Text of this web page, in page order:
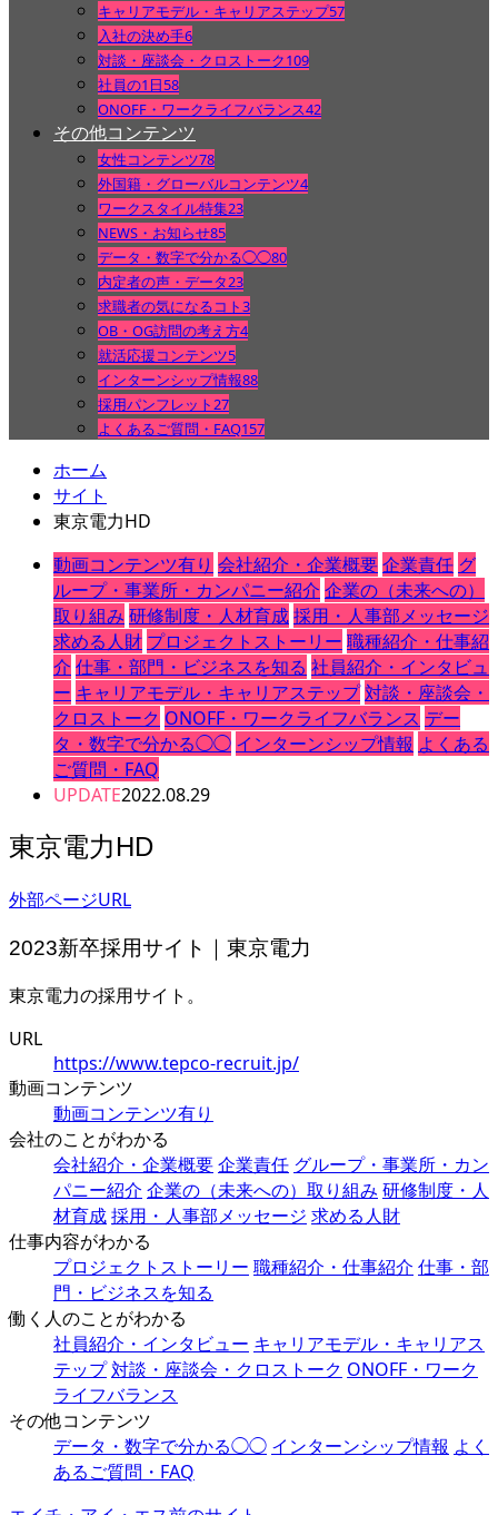
キャリアモデル・キャリアステップ57
入社の決め手6
対談・座談会・クロストーク109
社員の1日58
ONOFF・ワークライフバランス42
その他コンテンツ
女性コンテンツ78
外国籍・グローバルコンテンツ4
ワークスタイル特集23
NEWS・お知らせ85
データ・数字で分かる◯◯80
内定者の声・データ23
求職者の気になるコト3
OB・OG訪問の考え方4
就活応援コンテンツ5
インターンシップ情報88
採用パンフレット27
よくあるご質問・FAQ157
ホーム
サイト
東京電力HD
動画コンテンツ有り 会社紹介・企業概要企業責任 グ
ループ・事業所・カンパニー紹介 企業の（未来への）
取り組み 研修制度・人材育成採用・人事部メッセージ
求める人財 プロジェクトストーリー 職種紹介・仕事紹
介 仕事・部門・ビジネスを知る 社員紹介・インタビュ
ー キャリアモデル・キャリアステップ対談・座談会・
クロストーク ONOFF・ワークライフバランス デー
タ・数字で分かる◯◯ インターンシップ情報 よくある
ご質問・FAQ
UPDATE2022.08.29
東京電力HD
外部ページURL
2023新卒採用サイト｜東京電力
東京電力の採用サイト。
URL
https://www.tepco-recruit.jp/
動画コンテンツ
動画コンテンツ有り
会社のことがわかる
会社紹介・企業概要企業責任 グループ・事業所・カン
パニー紹介 企業の（未来への）取り組み 研修制度・人
材育成採用・人事部メッセージ 求める人財
仕事内容がわかる
プロジェクトストーリー 職種紹介・仕事紹介 仕事・部
門・ビジネスを知る
働く人のことがわかる
社員紹介・インタビュー キャリアモデル・キャリアス
テップ対談・座談会・クロストーク ONOFF・ワーク
ライフバランス
その他コンテンツ
データ・数字で分かる◯◯ インターンシップ情報 よく
あるご質問・FAQ